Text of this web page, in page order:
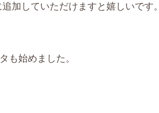
加していただけますと嬉しいです。
も始めました。